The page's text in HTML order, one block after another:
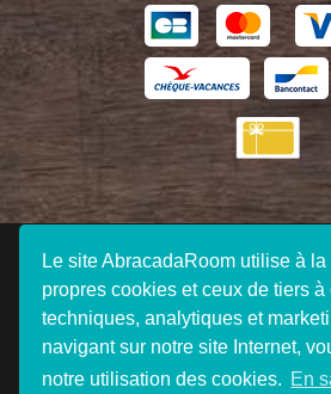
Le site AbracadaRoom utilise à la
propres cookies et ceux de tiers à
techniques, analytiques et
navigant sur notre site Internet,
notre utilisation des cookies. En
QUI SOMMES-NOUS ? ESPACE PRESSE
CONNEXION VOYAGEUR
FAQ
© 2012 - 2026 AbracadaRoom Tous droits
agence de voyage et ne facture aucun frais de